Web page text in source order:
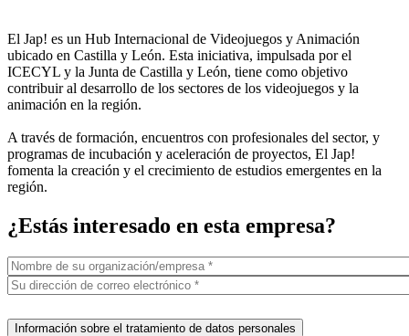
El Jap! es un Hub Internacional de Videojuegos y Animación
ubicado en Castilla y León. Esta iniciativa, impulsada por el
ICECYL y la Junta de Castilla y León, tiene como objetivo
contribuir al desarrollo de los sectores de los videojuegos y la
animación en la región.
A través de formación, encuentros con profesionales del sector, y
programas de incubación y aceleración de proyectos, El Jap!
fomenta la creación y el crecimiento de estudios emergentes en la
región.
¿Estás interesado en esta empresa?
Información sobre el tratamiento de datos personales